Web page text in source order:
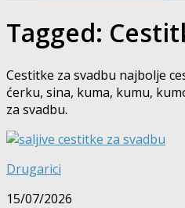
Tagged:
Cestitke za svadbu najbolje
ćerku, sina, kuma, kumu,
za svadbu.
Drugarici
15/07/2026